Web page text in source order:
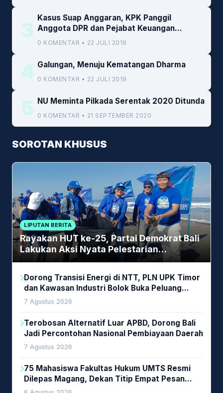
3
Kasus Suap Anggaran, KPK Panggil
Anggota DPR dan Pejabat Keuangan
Kemenkeu
0 KOMENTAR • 22 JULI 2019
4 Galungan, Menuju Kematangan Dharma
0 KOMENTAR • 22 JULI 2019
5 NU Meminta Pilkada Serentak 2020 Ditunda
0 KOMENTAR • 21 SEPTEMBER 2020
SOROTAN KHUSUS
LIPUTAN BERITA
Rayakan HUT ke-25, Partai Demokrat Bali
Lakukan Aksi Nyata Pelestarian
Lingkungan
Dorong Transisi Energi di NTT, PLN UPK Timor
dan Kawasan Industri Bolok Buka Peluang
Investasi Woodchip untuk Cofiring PLTU Bolok
7 Agustus 2026
Terobosan Alternatif Luar APBD, Dorong Bali
Jadi Percontohan Nasional Pembiayaan Daerah
7 Agustus 2026
75 Mahasiswa Fakultas Hukum UMTS Resmi
Dilepas Magang, Dekan Titip Empat Pesan
Penting